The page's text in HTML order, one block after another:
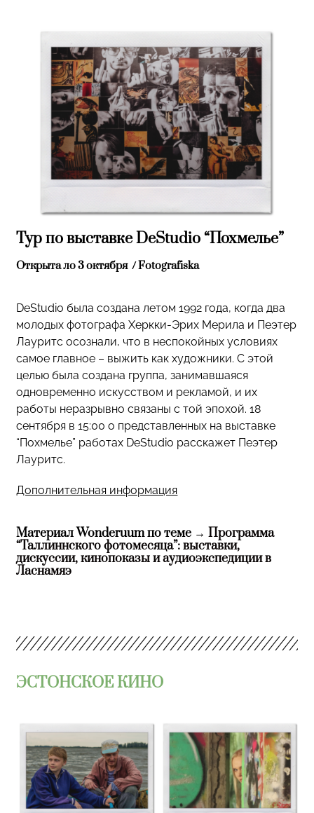
Тур по выставке DeStudio “Похмелье”
Открыта ло 3 октября / Fotografiska
DeStudio была создана летом 1992 года, когда два
молодых фотографа Херкки-Эрих Мерила и Пеэтер
Лауритс осознали, что в неспокойных условиях
самое главное – выжить как художники. С этой
целью была создана группа, занимавшаяся
одновременно искусством и рекламой, и их
работы неразрывно связаны с той эпохой. 18
сентября в 15:00 о представленных на выставке
“Похмелье” работах DeStudio расскажет Пеэтер
Лауритс.
Дополнительная информация
Материал Wonderuum по теме →Программа
“Таллиннского фотомесяца”: выставки,
дискуссии, кинопоказы и аудиоэкспедиции в
Ласнамяэ
ЭСТОНСКОЕ КИНО